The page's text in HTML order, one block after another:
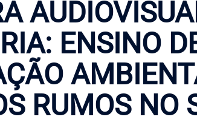
ENSINO
RUMOS NO